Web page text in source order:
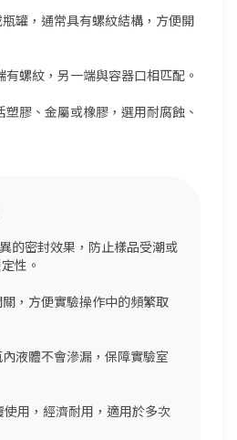
罐，通常具有螺紋結構，方便開
螺紋，另一端與容器口相匹配。
膠、金屬或橡膠，選用耐腐蝕、
的密封效果，防止樣品受潮或
性。
，方便實驗操作中的頻繁取
液體不會滲漏，保障實驗室
用，經濟耐用，適用於多次